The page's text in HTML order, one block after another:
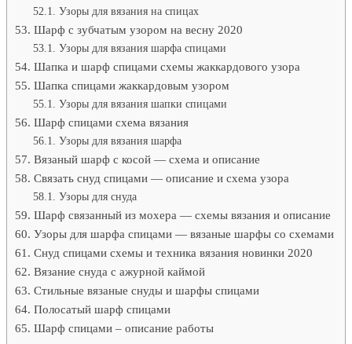
Узоры для вязания на спицах
Шарф с зубчатым узором на весну 2020
Узоры для вязания шарфа спицами
Шапка и шарф спицами схемы жаккардового узора
Шапка спицами жаккардовым узором
Узоры для вязания шапки спицами
Шарф спицами схема вязания
Узоры для вязания шарфа
Вязаный шарф с косой — схема и описание
Связать снуд спицами — описание и схема узора
Узоры для снуда
Шарф связанный из мохера — схемы вязания и описание
Узоры для шарфа спицами — вязаные шарфы со схемами
Снуд спицами схемы и техника вязания новинки 2020
Вязание снуда с ажурной каймой
Стильные вязаные снуды и шарфы спицами
Полосатый шарф спицами
Шарф спицами – описание работы